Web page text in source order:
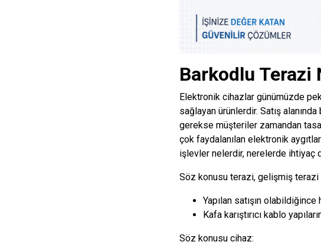
Barkodlu Terazi
Elektronik cihazlar günümüzde
sağlayan ürünlerdir. Satış
gerekse müşteriler zamandan
çok faydalanılan elektronik aygıtlar
işlevler nelerdir, nerelerde ihtiyaç
Söz konusu terazi, gelişmiş terazi
Yapılan satışın
Kafa karıştırıcı kablo
Söz konusu cihaz: